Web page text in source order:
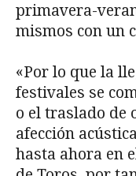
primavera-
mismos con un
«Por lo que la
festivales se
o el traslado de
afección
hasta ahora en